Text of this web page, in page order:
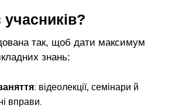
так, щоб дати максимум
знань:
: відеолекції, семінари й
вправи.